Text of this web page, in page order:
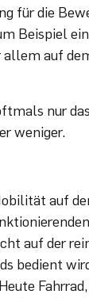
für die
Beispiel
auf
nur
weniger.
auf
auf der
bedient
Fahrrad,